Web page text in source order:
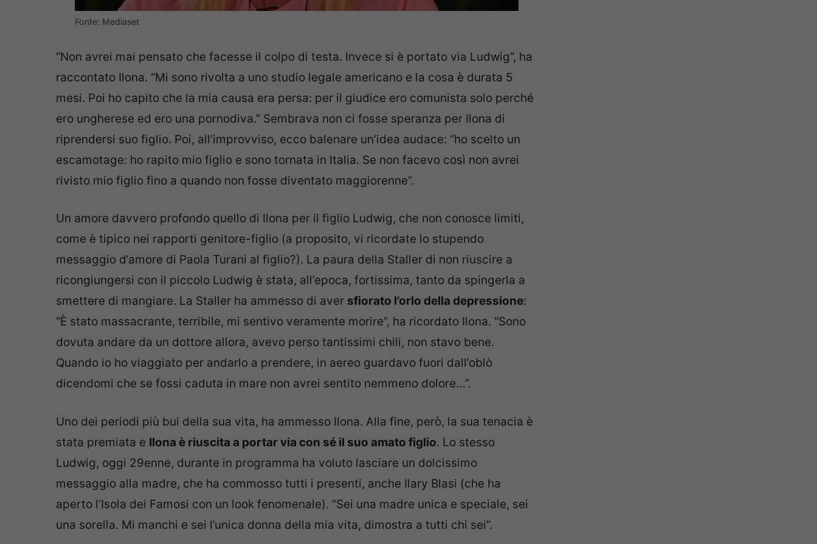
Fonte: Mediaset
“Non avrei mai pensato che facesse il colpo di testa. Invece si è portato via Ludwig”, ha
raccontato Ilona. “Mi sono rivolta a uno studio legale americano e la cosa è durata 5
mesi. Poi ho capito che la mia causa era persa: per il giudice ero comunista solo perché
ero ungherese ed ero una pornodiva.” Sembrava non ci fosse speranza per Ilona di
riprendersi suo figlio. Poi, all’improvviso, ecco balenare un’idea audace: “ho scelto un
escamotage: ho rapito mio figlio e sono tornata in Italia. Se non facevo così non avrei
rivisto mio figlio fino a quando non fosse diventato maggiorenne”.
Un amore davvero profondo quello di Ilona per il figlio Ludwig, che non conosce limiti,
come è tipico nei rapporti genitore-figlio (a proposito, vi ricordate lo stupendo
messaggio d’amore di Paola Turani al figlio?). La paura della Staller di non riuscire a
ricongiungersi con il piccolo Ludwig è stata, all’epoca, fortissima, tanto da spingerla a
smettere di mangiare. La Staller ha ammesso di aver sfiorato l’orlo della depressione:
“È stato massacrante, terribile, mi sentivo veramente morire”, ha ricordato Ilona. “Sono
dovuta andare da un dottore allora, avevo perso tantissimi chili, non stavo bene.
Quando io ho viaggiato per andarlo a prendere, in aereo guardavo fuori dall’oblò
dicendomi che se fossi caduta in mare non avrei sentito nemmeno dolore…”.
Uno dei periodi più bui della sua vita, ha ammesso Ilona. Alla fine, però, la sua tenacia è
stata premiata e Ilona è riuscita a portar via con sé il suo amato figlio. Lo stesso
Ludwig, oggi 29enne, durante in programma ha voluto lasciare un dolcissimo
messaggio alla madre, che ha commosso tutti i presenti, anche Ilary Blasi (che ha
aperto l’Isola dei Famosi con un look fenomenale). “Sei una madre unica e speciale, sei
una sorella. Mi manchi e sei l’unica donna della mia vita, dimostra a tutti chi sei”.